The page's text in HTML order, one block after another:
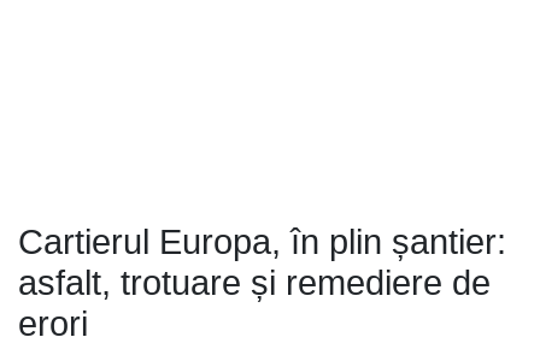
Cartierul Europa, în plin șantier:
asfalt, trotuare și remediere de
erori